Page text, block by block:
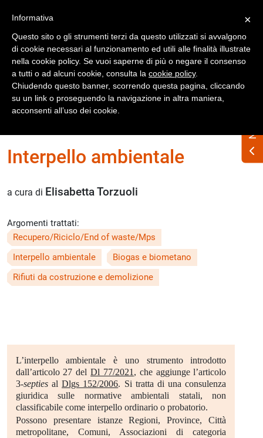
Accedi
Home
Numero Rifiuti n. 341 agosto-settembre 2025
Interpello ambientale
a cura di Elisabetta Torzuoli
Argomenti trattati:
Recupero/Riciclo/End of waste/Mps
Interpello ambientale
Biogas e biometano
Rifiuti da costruzione e demolizione
L’interpello ambientale è uno strumento introdotto
dall’articolo 27 delDl 77/2021 , che aggiunge l’articolo
3-septiesalDlgs 152/2006. Si tratta di una consulenza
giuridica sulle normative ambientali statali, non
classificabile come interpello ordinario o probatorio.
Possono presentare istanze Regioni, Province, Città
metropolitane, Comuni, Associazioni di categoria
×
Informativa
Questo sito o gli strumenti terzi da questo utilizzati si avvalgono
di cookie necessari al funzionamento ed utili alle finalità illustrate
nella cookie policy. Se vuoi saperne di più o negare il consenso
a tutti o ad alcuni cookie, consulta la cookie policy.
Chiudendo questo banner, scorrendo questa pagina, cliccando
su un link o proseguendo la navigazione in altra maniera,
acconsenti all’uso dei cookie.